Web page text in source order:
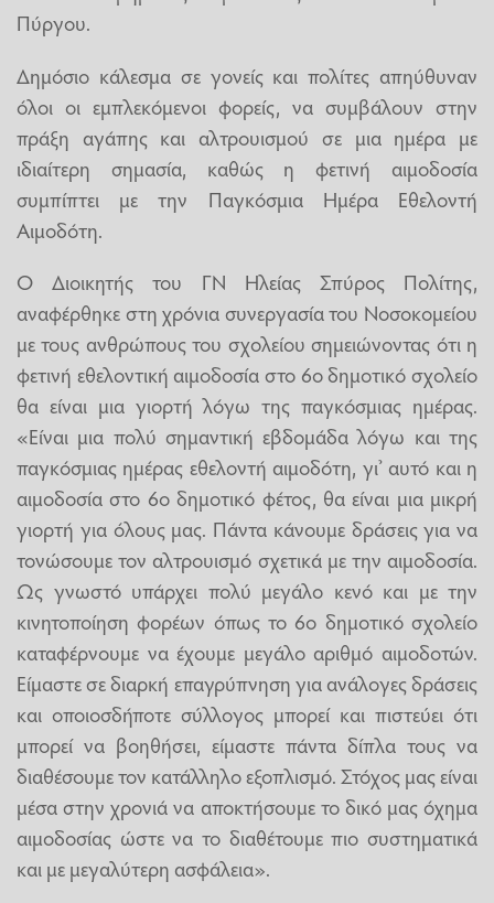
Πύργου.
Δημόσιο κάλεσμα σε γονείς και πολίτες απηύθυναν
όλοι οι εμπλεκόμενοι φορείς, να συμβάλουν στην
πράξη αγάπης και αλτρουισμού σε μια ημέρα με
ιδιαίτερη σημασία, καθώς η φετινή αιμοδοσία
συμπίπτει με την Παγκόσμια Ημέρα Εθελοντή
Αιμοδότη.
Ο Διοικητής του ΓΝ Ηλείας Σπύρος Πολίτης,
αναφέρθηκε στη χρόνια συνεργασία του Νοσοκομείου
με τους ανθρώπους του σχολείου σημειώνοντας ότι η
φετινή εθελοντική αιμοδοσία στο 6ο δημοτικό σχολείο
θα είναι μια γιορτή λόγω της παγκόσμιας ημέρας.
«Είναι μια πολύ σημαντική εβδομάδα λόγω και της
παγκόσμιας ημέρας εθελοντή αιμοδότη, γι’ αυτό και η
αιμοδοσία στο 6ο δημοτικό φέτος, θα είναι μια μικρή
γιορτή για όλους μας. Πάντα κάνουμε δράσεις για να
τονώσουμε τον αλτρουισμό σχετικά με την αιμοδοσία.
Ως γνωστό υπάρχει πολύ μεγάλο κενό και με την
κινητοποίηση φορέων όπως το 6ο δημοτικό σχολείο
καταφέρνουμε να έχουμε μεγάλο αριθμό αιμοδοτών.
Είμαστε σε διαρκή επαγρύπνηση για ανάλογες δράσεις
και οποιοσδήποτε σύλλογος μπορεί και πιστεύει ότι
μπορεί να βοηθήσει, είμαστε πάντα δίπλα τους να
διαθέσουμε τον κατάλληλο εξοπλισμό. Στόχος μας είναι
μέσα στην χρονιά να αποκτήσουμε το δικό μας όχημα
αιμοδοσίας ώστε να το διαθέτουμε πιο συστηματικά
και με μεγαλύτερη ασφάλεια».